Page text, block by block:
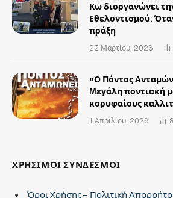
Κω διοργανώνει
Εθελοντισμού:
πράξη
22 Μαρτίου, 2026
«Ο Πόντος
Mεγάλη ποντιακή
κορυφαίους
1 Απριλίου, 2026
ΧΡΗΣΙΜΟΙ ΣΥΝΔΕΣΜΟΙ
Όροι Χρήσης – Πολιτική